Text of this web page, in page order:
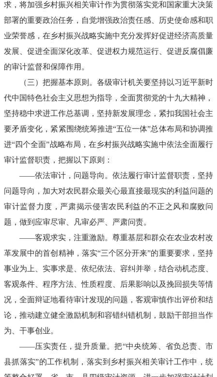
求，将加强乡村振兴相关审计作为贯彻落实党和国家重大决策
部署的重要政治任务，自觉增强政治责任感、历史使命感和职
业荣誉感，在乡村振兴战略实施中充分发挥好促进经济高质量
发展、促进全面深化改革、促进权力规范运行、促进反腐倡廉
的审计监督和保障作用。
（三）把握基本原则。各级审计机关要坚持以习近平新时
代中国特色社会主义思想为指导，全面贯彻党的十九大精神，
坚持稳中求进工作总基调，坚持新发展理念，紧扣我国社会主
要矛盾变化，紧紧围绕统筹推进“五位一体”总体布局和协调推
进“四个全面”战略布局，在乡村振兴战略实施中依法全面履行
审计监督职责，把握以下原则：
——依法审计，问题导向。依法履行审计监督职责，坚持
问题导向，加大对农民群众最关心最直接最现实的利益问题的
审计监督力度，严肃揭示侵害农民利益的不正之风和腐败问
题，做到应审尽审、凡审必严、严肃问责。
——客观求实，注重激励。尊重基层和群众在农业农村改
革发展中的首创精神，落实“三个区分开来”的重要要求，坚持
事业为上、实事求是、依纪依法、容纠并举，结合动机态度、
客观条件、程序方法、性质程度、后果影响以及挽回损失等情
况，全面辩证地看待审计发现的问题，客观审慎作出评价和结
论，推动建立健全激励机制和容错纠错机制，鼓励干部担当作
为、干事创业。
——压实责任，提升质量。把“中央统筹、省负总责、市
县抓落实”的工作机制，落实到乡村振兴相关审计工作中，统